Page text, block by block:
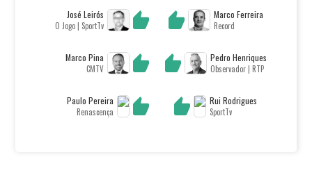
José Leirós
O Jogo | SportTv
Marco Ferreira
Record
Marco Pina
CMTV
Pedro Henriques
Observador | RTP
Paulo Pereira
Renascença
Rui Rodrigues
SportTv